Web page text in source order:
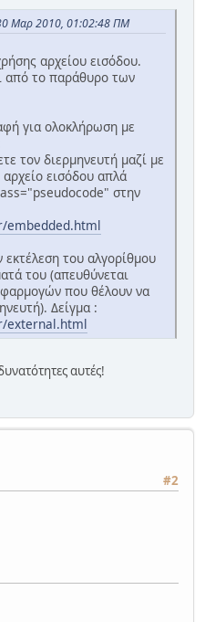
Μαρ 2010, 01:02:48 ΠΜ
αρχείου εισόδου.
από το παράθυρο των
για ολοκλήρωση με
τον διερμηνευτή μαζί με
εισόδου απλά
στην
embedded.html
εκτέλεση του αλγορίθμου
του (απευθύνεται
που θέλουν να
Δείγμα :
external.html
αυτές!
#2